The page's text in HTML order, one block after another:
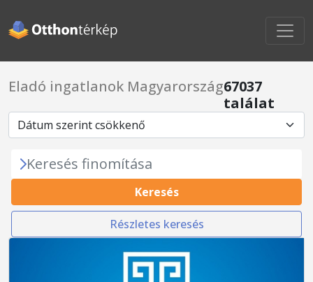
Eladó ingatlanok Magyarország67037
találat
Keresés finomítása
Keresés
Részletes keresés